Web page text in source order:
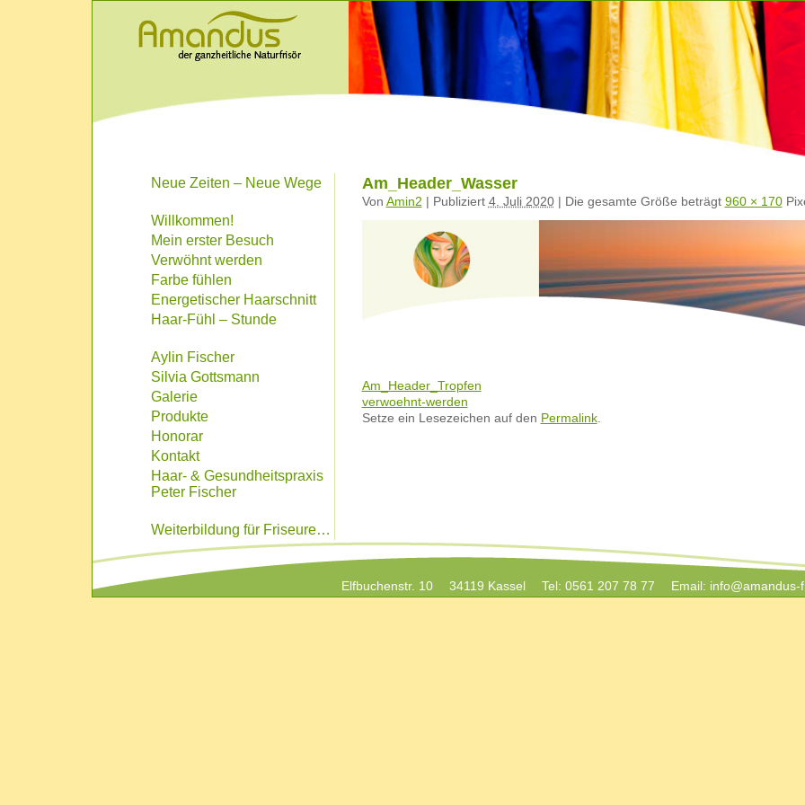
Neue Zeiten – Neue Wege
Willkommen!
Mein erster Besuch
Verwöhnt werden
Farbe fühlen
Energetischer Haarschnitt
Haar-Fühl – Stunde
Aylin Fischer
Silvia Gottsmann
Galerie
Produkte
Honorar
Kontakt
Haar- & Gesundheitspraxis
Peter Fischer
Weiterbildung für Friseure…
Am_Header_Wasser
Von Amin2 | Publiziert 4. Juli 2020 | Die gesamte Größe beträgt 960 × 170
Am_Header_Tropfen
verwoehnt-werden
Setze ein Lesezeichen auf den Permalink.
Elfbuchenstr. 10 34119 Kassel Tel: 0561 207 78 77 Email: info@amandus-